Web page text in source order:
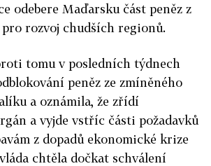
odebere Maďarsku část peněz z
rozvoj chudších regionů.
tomu v posledních týdnech
peněz ze zmíněného
a oznámila, že zřídí
a vyjde vstříc části požadavků
z dopadů ekonomické krize
chtěla dočkat schválení